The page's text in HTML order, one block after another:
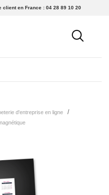
client en France : 04 28 89 10 20
d'entreprise en ligne